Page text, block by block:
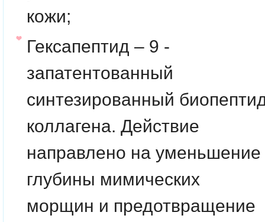
кожи;
Гексапептид – 9 -
запатентованный
синтезированный
коллагена. Действие
направлено на уменьшение
глубины мимических
морщин и предотвращение